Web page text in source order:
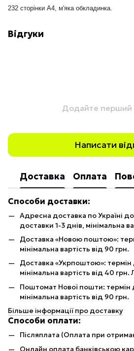
232 сторінки А4, м'яка обкладинка.
Відгуки
Додайте перший
Написати
Доставка Оплата
Способи доставки:
Адресна доставка по Україні
доставки 1-3 днів, мінімальна
Доставка «Новою поштою»:
мінімальна вартість від 90 грн.
Доставка «Укрпоштою»: термін
мінімальна вартість від 40
Поштомат Нової пошти: термін
мінімальна вартість від 90 грн.
Більше інформації про доставку
Способи оплати:
Післяплата (Оплата при
Онлайн оплата банківською